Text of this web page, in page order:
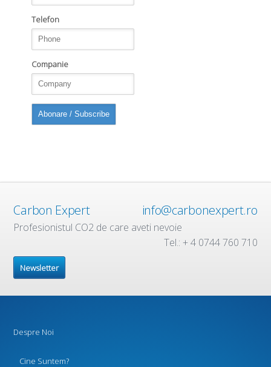
Telefon
Companie
Carbon Expert info@carbonexpert.ro
Profesionistul CO2 de care aveti nevoie
Tel.: + 4 0744 760 710
Newsletter
Despre Noi
Cine Suntem?